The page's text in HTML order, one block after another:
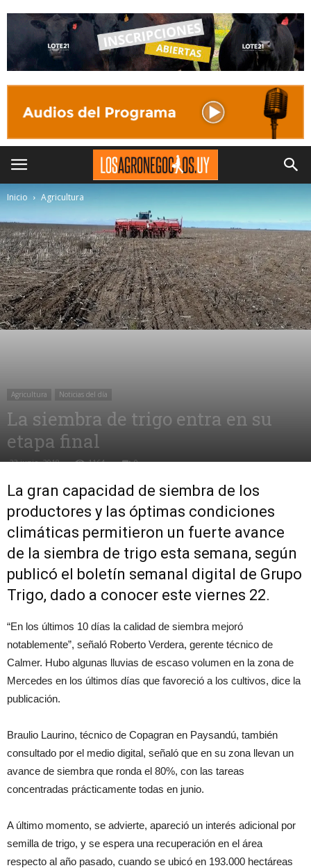
Inicio Agricultura
Agricultura Noticias del día
La siembra de trigo entra en su
etapa final
23 junio, 2018 1164 0
La gran capacidad de siembra de los
productores y las óptimas condiciones
climáticas permitieron un fuerte avance
de la siembra de trigo esta semana, según
publicó el boletín semanal digital de Grupo
Trigo, dado a conocer este viernes 22.
“En los últimos 10 días la calidad de siembra mejoró
notablemente”, señaló Roberto Verdera, gerente técnico de
Calmer. Hubo algunas lluvias de escaso volumen en la zona de
Mercedes en los últimos días que favoreció a los cultivos, dice la
publicación.
Braulio Laurino, técnico de Copagran en Paysandú, también
consultado por el medio digital, señaló que en su zona llevan un
avance de siembra que ronda el 80%, con las tareas
concentradas prácticamente todas en junio.
A último momento, se advierte, apareció un interés adicional por
semilla de trigo, y se espera una recuperación en el área
respecto al año pasado, cuando se ubicó en 193.000 hectáreas